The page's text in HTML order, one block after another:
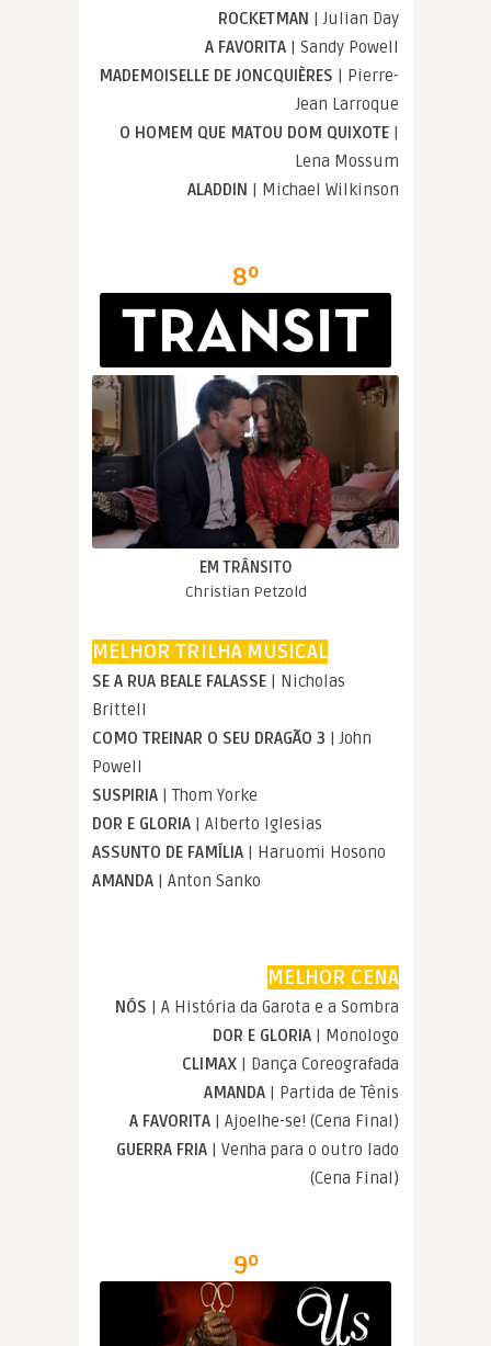
ROCKETMAN | Julian Day
A FAVORITA | Sandy Powell
MADEMOISELLE DE JONCQUIÈRES | Pierre-
Jean Larroque
O HOMEM QUE MATOU DOM QUIXOTE |
Lena Mossum
ALADDIN | Michael Wilkinson
8º
EM TRÂNSITO
Christian Petzold
MELHOR TRILHA MUSICAL
SE A RUA BEALE FALASSE | Nicholas
Brittell
COMO TREINAR O SEU DRAGÃO 3 | John
Powell
SUSPIRIA | Thom Yorke
DOR E GLORIA | Alberto Iglesias
ASSUNTO DE FAMÍLIA | Haruomi Hosono
AMANDA | Anton Sanko
MELHOR CENA
NÓS | A História da Garota e a Sombra
DOR E GLORIA | Monologo
CLIMAX | Dança Coreografada
AMANDA | Partida de Tênis
A FAVORITA | Ajoelhe-se! (Cena Final)
GUERRA FRIA | Venha para o outro lado
(Cena Final)
9º